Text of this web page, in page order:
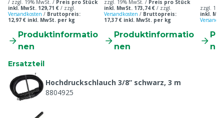
/ zzgl. 19% MwSt. / Preis pro Stück
inkl. MwSt. 129,71 € / zzgl.
Versandkosten / Bruttopreis:
12,97 € inkl. MwSt. per kg
Produktinformatio
nen
zzgl. 19% MwSt. / Preis pro Stück
inkl. MwSt. 173,74 € / zzgl.
Versandkosten / Bruttopreis:
17,37 € inkl. MwSt. per kg
Produktinformatio
nen
zzgl.
inkl.
Ersatzteil
Hochdruckschlauch 3/8” schwarz, 3 m
8804925